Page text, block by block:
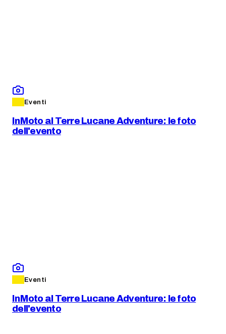
Eventi
InMoto al Terre Lucane Adventure: le foto
dell'evento
Eventi
InMoto al Terre Lucane Adventure: le foto
dell'evento